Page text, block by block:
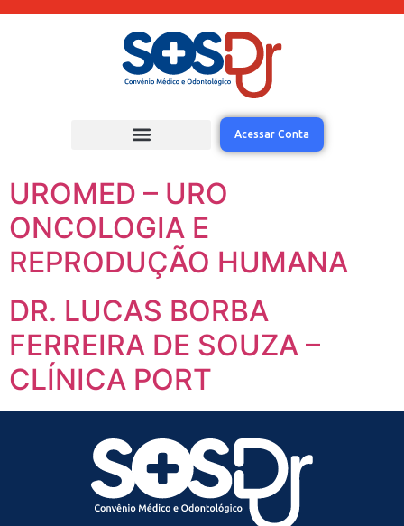
Acessar Conta
UROMED – URO
ONCOLOGIA E
REPRODUÇÃO HUMANA
DR. LUCAS BORBA
FERREIRA DE SOUZA –
CLÍNICA PORT